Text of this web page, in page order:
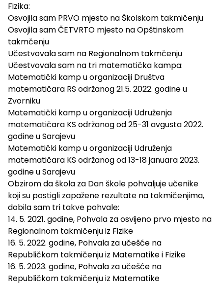
Fizika:
Osvojila sam PRVO mjesto na Školskom takmičenju
Osvojila sam ČETVRTO mjesto na Opštinskom
takmčenju
Učestvovala sam na Regionalnom takmčenju
Učestvovala sam na tri matematička kampa:
Matematički kamp u organizaciji Društva
matematičara RS održanog 21.5. 2022. godine u
Zvorniku
Matematički kamp u organizaciji Udruženja
matematičara KS održanog od 25-31 avgusta 2022.
godine u Sarajevu
Matematički kamp u organizaciji Udruženja
matematičara KS održanog od 13-18 januara 2023.
godine u Sarajevu
Obzirom da škola za Dan škole pohvaljuje učenike
koji su postigli zapažene rezultate na takmičenjima,
dobila sam tri takve pohvale:
14. 5. 2021. godine, Pohvala za osvijeno prvo mjesto na
Regionalnom takmičenju iz Fizike
16. 5. 2022. godine, Pohvala za učešće na
Republičkom takmičenju iz Matematike i Fizike
16. 5. 2023. godine, Pohvala za učešće na
Republičkom takmičenju iz Matematike